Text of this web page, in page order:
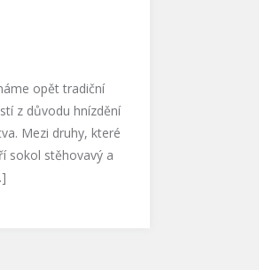
opět tradiční
z důvodu hnízdění
Mezi druhy, které
sokol stěhovavý a